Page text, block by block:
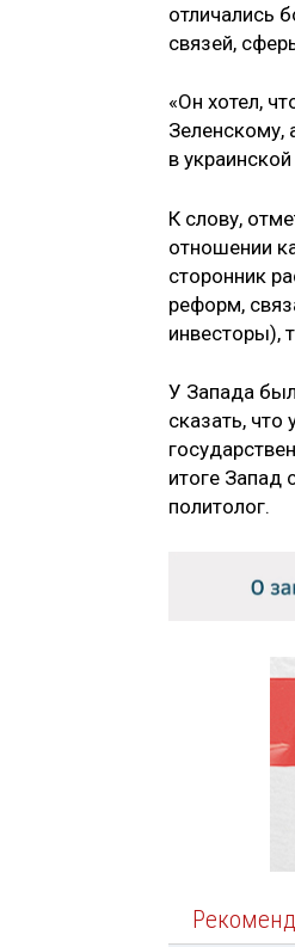
отличались
связей,
«Он хотел,
Зеленскому,
в
К слову,
отношении
сторонник
реформ,
инвесторы),
У Запада
сказать,
итоге Запад
политолог.